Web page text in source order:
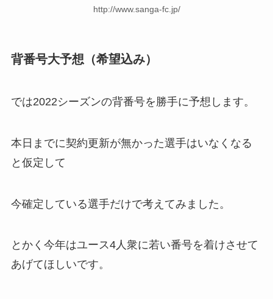
http://www.sanga-fc.jp/
背番号大予想（希望込み）
では2022シーズンの背番号を勝手に予想します。
本日までに契約更新が無かった選手はいなくなる
と仮定して
今確定している選手だけで考えてみました。
とかく今年はユース4人衆に若い番号を着けさせて
あげてほしいです。